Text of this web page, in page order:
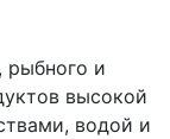
рыбного и
высокой
водой и